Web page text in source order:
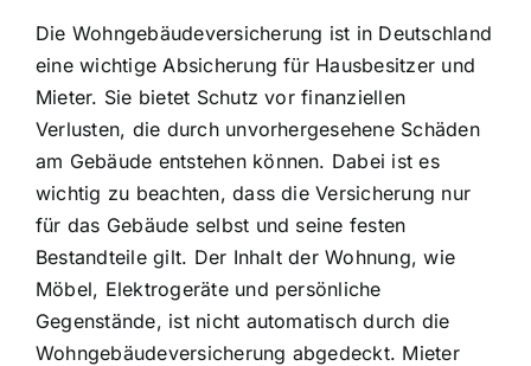
Die Wohngebäudeversicherung ist in Deutschland
eine wichtige Absicherung für Hausbesitzer und
Mieter. Sie bietet Schutz vor finanziellen
Verlusten, die durch unvorhergesehene Schäden
am Gebäude entstehen können. Dabei ist es
wichtig zu beachten, dass die Versicherung nur
für das Gebäude selbst und seine festen
Bestandteile gilt. Der Inhalt der Wohnung, wie
Möbel, Elektrogeräte und persönliche
Gegenstände, ist nicht automatisch durch die
Wohngebäudeversicherung abgedeckt. Mieter